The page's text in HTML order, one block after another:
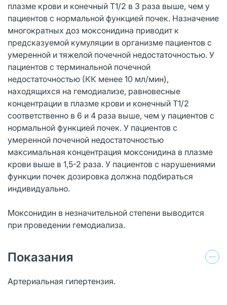
плазме крови и конечный T1/2 в 3 раза выше, чем у
пациентов с нормальной функцией почек. Назначение
многократных доз моксонидина приводит к
предсказуемой кумуляции в организме пациентов с
умеренной и тяжелой почечной недостаточностью. У
пациентов с терминальной почечной
недостаточностью (КК менее 10 мл/мин),
находящихся на гемодиализе, равновесные
концентрации в плазме крови и конечный T1/2
соответственно в 6 и 4 раза выше, чем у пациентов с
нормальной функцией почек. У пациентов с
умеренной почечной недостаточностью
максимальная концентрация моксонидина в плазме
крови выше в 1,5-2 раза. У пациентов с нарушениями
функции почек дозировка должна подбираться
индивидуально.
Моксонидин в незначительной степени выводится
при проведении гемодиализа.
Показания
Артериальная гипертензия.